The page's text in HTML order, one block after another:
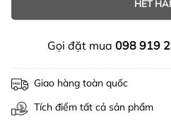
HẾT
Gọi đặt mua 098 919
Giao hàng toàn quốc
Tích điểm tất cả sản phẩm